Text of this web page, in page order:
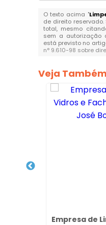
O texto acima "
de direito
total, mesmo
sem a autorização
está previsto no
n° 9.610-98 sobre
Veja Também
Empresa de